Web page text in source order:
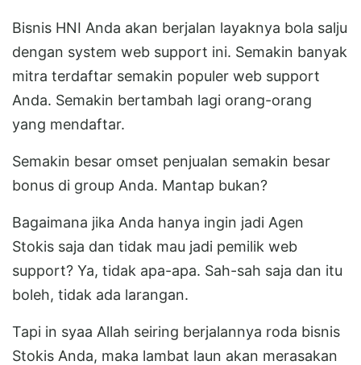
Bisnis HNI Anda akan berjalan layaknya bola salju
dengan system web support ini. Semakin banyak
mitra terdaftar semakin populer web support
Anda. Semakin bertambah lagi orang-orang
yang mendaftar.
Semakin besar omset penjualan semakin besar
bonus di group Anda. Mantap bukan?
Bagaimana jika Anda hanya ingin jadi Agen
Stokis saja dan tidak mau jadi pemilik web
support? Ya, tidak apa-apa. Sah-sah saja dan itu
boleh, tidak ada larangan.
Tapi in syaa Allah seiring berjalannya roda bisnis
Stokis Anda, maka lambat laun akan merasakan